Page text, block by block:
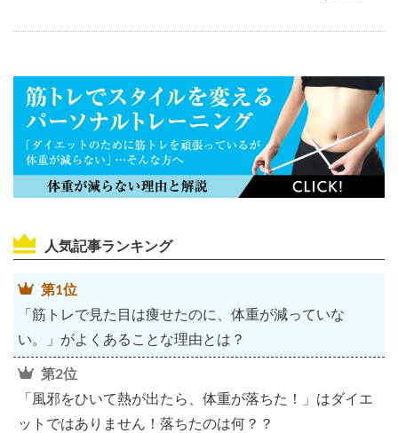
人気記事ランキング
第1位
「筋トレで見た目は痩せたのに、体重が減っていな
い。」がよくあることな理由とは？
第2位
「風邪をひいて熱が出たら、体重が落ちた！」はダイエ
ットではありません！落ちたのは何？？